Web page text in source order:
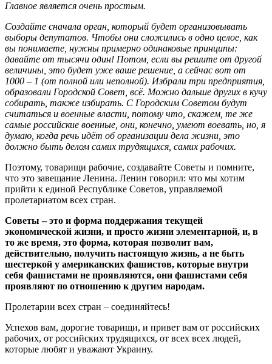
Главное является очень простым.
Создайте сначала орган, который будет организовывать
выборы депутатов. Чтобы они сложились в одно целое, как
вы понимаете, нужны примерно одинаковые принципы:
давайте от тысячи один! Потом, если вы решите от другой
величины, это будет уже ваше решение, а сейчас вот от
1000 – 1 (от полной или неполной). Избрали три предприятия,
образовали Городской Совет, всё. Можно дальше других в кучу
собирать, также избирать. С Городским Советом будут
считаться и военные власти, потому что, скажем, те же
самые российские военные, они, конечно, умеют воевать, но, я
думаю, когда речь идёт об организации дела жизни, это
должно быть делом самих трудящихся, самих рабочих.
Поэтому, товарищи рабочие, создавайте Советы и помните,
что это завещание Ленина. Ленин говорил: что мы хотим
прийти к единой Республике Советов, управляемой
пролетариатом всех стран.
Советы – это и форма поддержания текущей
экономической жизни, и просто жизни элементарной, и, в
то же время, это форма, которая позволит вам,
действительно, получить настоящую жизнь, а не быть
шестеркой у американских фашистов, которые внутри
себя фашистами не проявляются, они фашистами себя
проявляют по отношению к другим народам.
Пролетарии всех стран – соединяйтесь!
Успехов вам, дорогие товарищи, и привет вам от российских
рабочих, от российских трудящихся, от всех всех людей,
которые любят и уважают Украину.